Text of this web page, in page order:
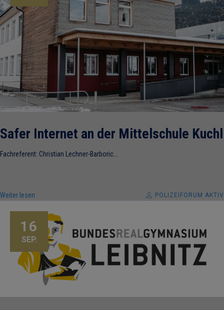
Safer Internet an der Mittelschule Kuchl
Fachreferent: Christian Lechner-Barboric...
Weiter lesen POLIZEIFORUM AKTIV
16
SEP.